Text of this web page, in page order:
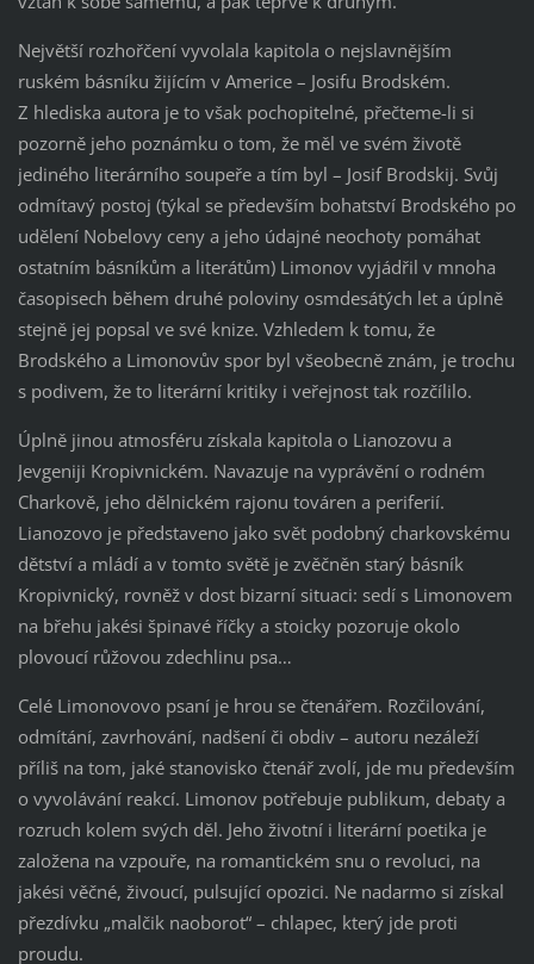
Největší rozhořčení vyvolala kapitola o nejslavnějším
ruském básníku žijícím v Americe – Josifu Brodském.
Z hlediska autora je to však pochopitelné, přečteme-li si
pozorně jeho poznámku o tom, že měl ve svém životě
jediného literárního soupeře a tím byl – Josif Brodskij. Svůj
odmítavý postoj (týkal se především bohatství Brodského po
udělení Nobelovy ceny a jeho údajné neochoty pomáhat
ostatním básníkům a literátům) Limonov vyjádřil v mnoha
časopisech během druhé poloviny osmdesátých let a úplně
stejně jej popsal ve své knize. Vzhledem k tomu, že
Brodského a Limonovův spor byl všeobecně znám, je trochu
s podivem, že to literární kritiky i veřejnost tak rozčílilo.
Úplně jinou atmosféru získala kapitola o Lianozovu a
Jevgeniji Kropivnickém. Navazuje na vyprávění o rodném
Charkově, jeho dělnickém rajonu továren a periferií.
Lianozovo je představeno jako svět podobný charkovskému
dětství a mládí a v tomto světě je zvěčněn starý básník
Kropivnický, rovněž v dost bizarní situaci: sedí s Limonovem
na břehu jakési špinavé říčky a stoicky pozoruje okolo
plovoucí růžovou zdechlinu psa…
Celé Limonovovo psaní je hrou se čtenářem. Rozčilování,
odmítání, zavrhování, nadšení či obdiv – autoru nezáleží
příliš na tom, jaké stanovisko čtenář zvolí, jde mu především
o vyvolávání reakcí. Limonov potřebuje publikum, debaty a
rozruch kolem svých děl. Jeho životní i literární poetika je
založena na vzpouře, na romantickém snu o revoluci, na
jakési věčné, živoucí, pulsující opozici. Ne nadarmo si získal
přezdívku „malčik naoborot“ – chlapec, který jde proti
proudu.